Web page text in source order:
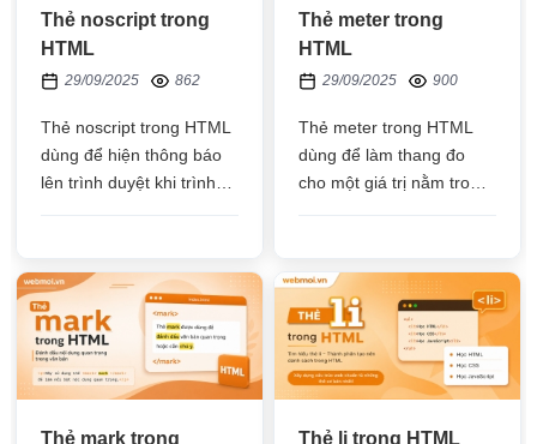
Thẻ noscript trong
HTML
29/09/2025 862
Thẻ noscript trong HTML
dùng để hiện thông báo
lên trình duyệt khi trình
Thẻ meter trong
HTML
29/09/2025 900
Thẻ meter trong HTML
dùng để làm thang đo
cho một giá trị nằm trong
Thẻ mark trong
Thẻ li trong HTML